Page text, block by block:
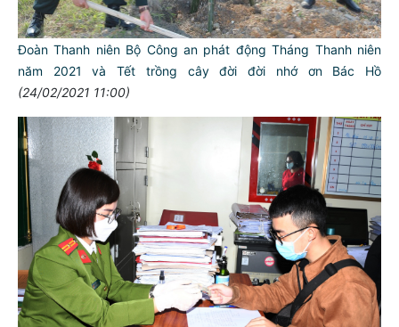
Đoàn Thanh niên Bộ Công an phát động Tháng Thanh niên
năm 2021 và Tết trồng cây đời đời nhớ ơn Bác Hồ
(24/02/2021 11:00)